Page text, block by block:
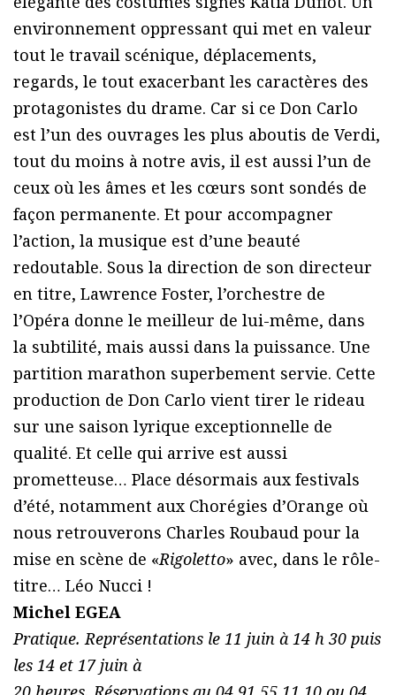
environnement oppressant qui met en valeur
tout le travail scénique, déplacements,
regards, le tout exacerbant les caractères des
protagonistes du drame. Car si ce Don Carlo
est l’un des ouvrages les plus aboutis de Verdi,
tout du moins à notre avis, il est aussi l’un de
ceux où les âmes et les cœurs sont sondés de
façon permanente. Et pour accompagner
l’action, la musique est d’une beauté
redoutable. Sous la direction de son directeur
en titre, Lawrence Foster, l’orchestre de
l’Opéra donne le meilleur de lui-même, dans
la subtilité, mais aussi dans la puissance. Une
partition marathon superbement servie. Cette
production de Don Carlo vient tirer le rideau
sur une saison lyrique exceptionnelle de
qualité. Et celle qui arrive est aussi
prometteuse… Place désormais aux festivals
d’été, notamment aux Chorégies d’Orange où
nous retrouverons Charles Roubaud pour la
mise en scène de «Rigoletto» avec, dans le rôle-
titre… Léo Nucci !
Michel EGEA
Pratique. Représentations le 11 juin à 14 h 30 puis
les 14 et 17 juin à